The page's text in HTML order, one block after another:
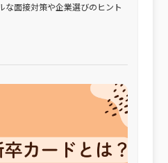
な面接対策や企業選びのヒント